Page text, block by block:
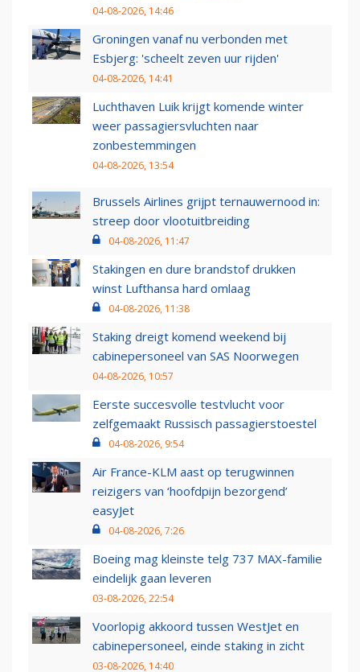
04-08-2026, 14:46
Groningen vanaf nu verbonden met
Esbjerg: 'scheelt zeven uur rijden'
04-08-2026, 14:41
Luchthaven Luik krijgt komende winter
weer passagiersvluchten naar
zonbestemmingen
04-08-2026, 13:54
Brussels Airlines grijpt ternauwernood in:
streep door vlootuitbreiding
04-08-2026, 11:47
Stakingen en dure brandstof drukken
winst Lufthansa hard omlaag
04-08-2026, 11:38
Staking dreigt komend weekend bij
cabinepersoneel van SAS Noorwegen
04-08-2026, 10:57
Eerste succesvolle testvlucht voor
zelfgemaakt Russisch passagierstoestel
04-08-2026, 9:54
Air France-KLM aast op terugwinnen
reizigers van ‘hoofdpijn bezorgend’
easyJet
04-08-2026, 7:26
Boeing mag kleinste telg 737 MAX-familie
eindelijk gaan leveren
03-08-2026, 22:54
Voorlopig akkoord tussen WestJet en
cabinepersoneel, einde staking in zicht
03-08-2026, 14:40